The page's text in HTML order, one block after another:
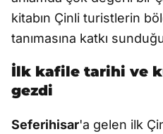
kitabın Çinli turistlerin
tanımasına katkı
İlk kafile tarihi ve
gezdi
Seferihisar'a gelen ilk